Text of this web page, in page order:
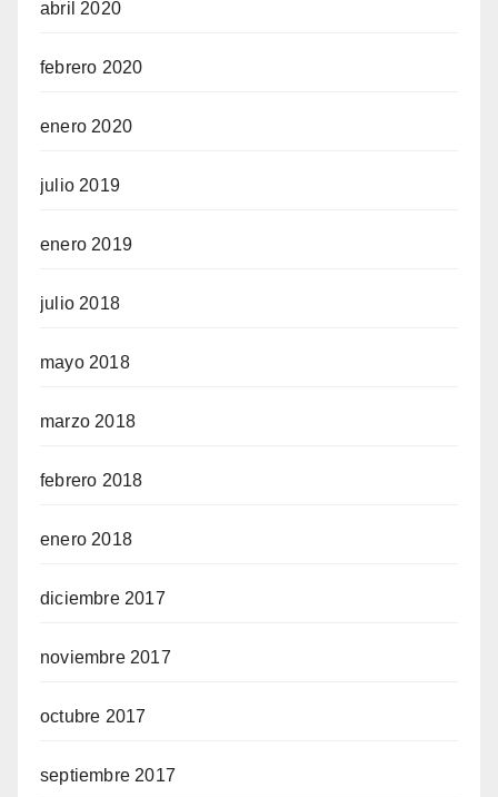
abril 2020
febrero 2020
enero 2020
julio 2019
enero 2019
julio 2018
mayo 2018
marzo 2018
febrero 2018
enero 2018
diciembre 2017
noviembre 2017
octubre 2017
septiembre 2017